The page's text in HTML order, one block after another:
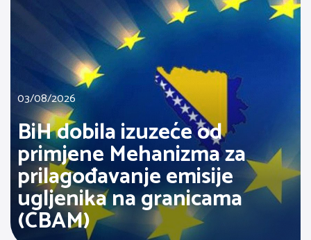
03/08/2026
BiH dobila izuzeće od
primjene Mehanizma za
prilagođavanje emisije
ugljenika na granicama
(CBAM)